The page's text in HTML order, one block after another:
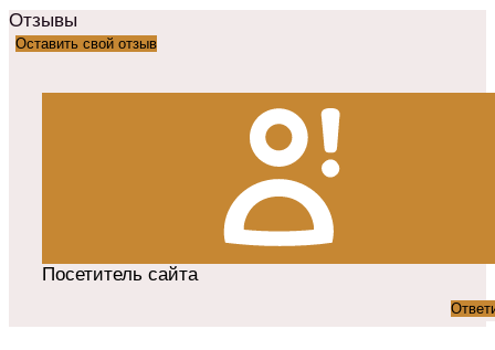
Отзывы
Оставить свой отзыв
Посетитель сайта